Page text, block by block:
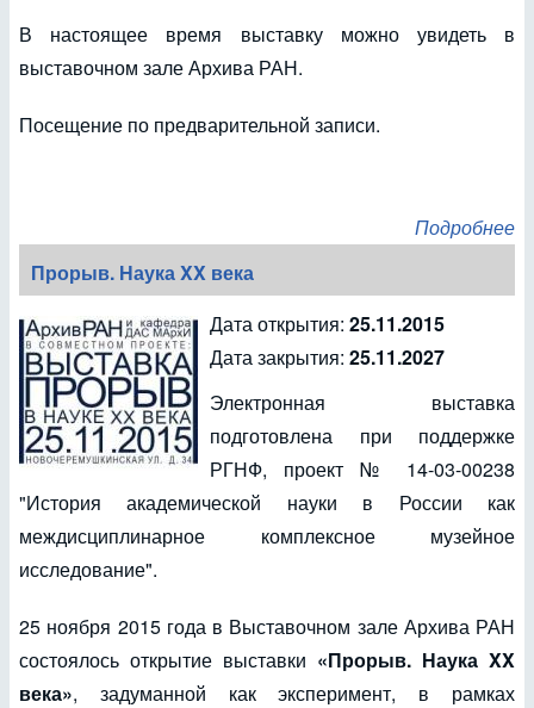
В настоящее время выставку можно увидеть в
выставочном зале Архива РАН.
Посещение по предварительной записи.
Подробнее
Прорыв. Наука XX века
Дата открытия: 25.11.2015
Дата закрытия: 25.11.2027
Электронная выставка
подготовлена при поддержке
РГНФ, проект № 14-03-00238
"История академической науки в России как
междисциплинарное комплексное музейное
исследование".
25 ноября 2015 года в Выставочном зале Архива РАН
состоялось открытие выставки «Прорыв. Наука XX
века», задуманной как эксперимент, в рамках